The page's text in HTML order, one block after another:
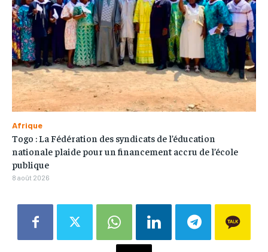
Afrique
Togo : La Fédération des syndicats de l’éducation
nationale plaide pour un financement accru de l’école
publique
8 août 2026